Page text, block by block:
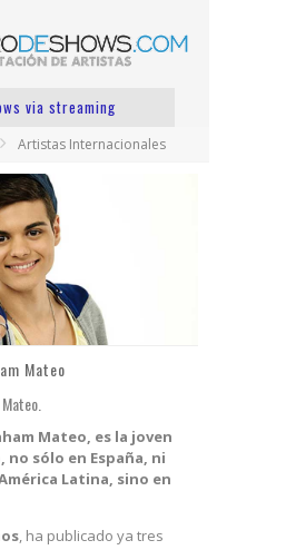
via streaming
Nicole
Ángeles Azules
Artistas Internacionales
Mateo
Mateo, es la joven
no sólo en España, ni
Latina, sino en
, ha publicado ya tres